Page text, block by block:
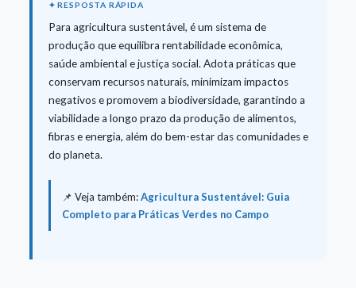
Para agricultura sustentável, é um sistema de
produção que equilibra rentabilidade econômica,
saúde ambiental e justiça social. Adota práticas que
conservam recursos naturais, minimizam impactos
negativos e promovem a biodiversidade, garantindo a
viabilidade a longo prazo da produção de alimentos,
fibras e energia, além do bem-estar das comunidades e
do planeta.
📌 Veja também:Agricultura Sustentável: Guia
Completo para Práticas Verdes no Campo